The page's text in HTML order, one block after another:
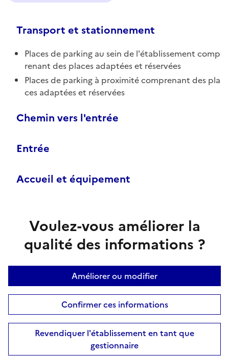
Transport et stationnement
Places de parking au sein de l'établissement comp
renant des places adaptées et réservées
Places de parking à proximité comprenant des pla
ces adaptées et réservées
Chemin vers l'entrée
Entrée
Accueil et équipement
Voulez-vous améliorer la
qualité des informations ?
Améliorer ou modifier
Confirmer ces informations
Revendiquer l'établissement en tant que
gestionnaire